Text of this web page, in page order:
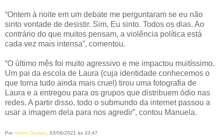
“Ontem à noite em um debate me perguntaram se eu não
sinto vontade de desistir. Sim, Eu sinto. Todos os dias. Ao
contrário do que muitos pensam, a violência política está
cada vez mais intensa”, comentou.
“O último mês foi muito agressivo e me impactou muitíssimo.
Um pai da escola de Laura (cuja identidade conhecemos o
que torna tudo ainda mais cruel) tirou uma fotografia de
Laura e a entregou para os grupos que distribuem ódio nas
redes. A partir disso, todo o submundo da internet passou a
usar a imagem dela para nos agredir”, contou Manuela.
Por Alderi Dantas, 03/06/2021 às 10:47